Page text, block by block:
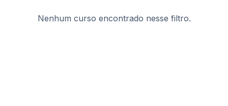
Nenhum curso encontrado nesse filtro.